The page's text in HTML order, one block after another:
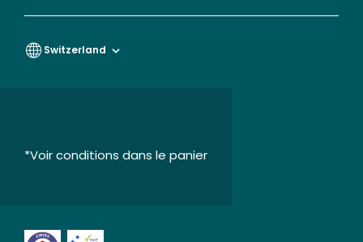
Switzerland
*Voir conditions dans le panier